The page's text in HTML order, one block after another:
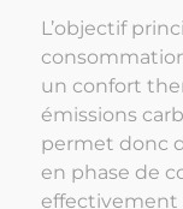
L’objectif
un confort
émissions
permet donc
en phase de